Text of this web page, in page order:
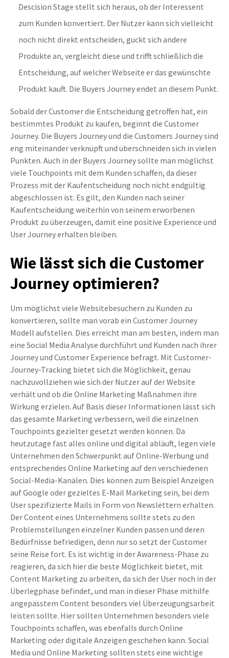
Descision Stage stellt sich heraus, ob der Interessent
zum Kunden konvertiert. Der Nutzer kann sich vielleicht
noch nicht direkt entscheiden, guckt sich andere
Produkte an, vergleicht diese und trifft schließlich die
Entscheidung, auf welcher Webseite er das gewünschte
Produkt kauft. Die Buyers Journey endet an diesem Punkt.
Sobald der Customer die Entscheidung getroffen hat, ein
bestimmtes Produkt zu kaufen, beginnt die Customer
Journey. Die Buyers Journey und die Customers Journey sind
eng miteinander verknüpft und überschneiden sich in vielen
Punkten. Auch in der Buyers Journey sollte man möglichst
viele Touchpoints mit dem Kunden schaffen, da dieser
Prozess mit der Kaufentscheidung noch nicht endgültig
abgeschlossen ist. Es gilt, den Kunden nach seiner
Kaufentscheidung weiterhin von seinem erworbenen
Produkt zu überzeugen, damit eine positive Experience und
User Journey erhalten bleiben.
Wie lässt sich die Customer
Journey optimieren?
Um möglichst viele Websitebesuchern zu Kunden zu
konvertieren, sollte man vorab ein Customer Journey
Modell aufstellen. Dies erreicht man am besten, indem man
eine Social Media Analyse durchführt und Kunden nach ihrer
Journey und Customer Experience befragt. Mit Customer-
Journey-Tracking bietet sich die Möglichkeit, genau
nachzuvollziehen wie sich der Nutzer auf der Website
verhält und ob die Online Marketing Maßnahmen ihre
Wirkung erzielen. Auf Basis dieser Informationen lässt sich
das gesamte Marketing verbessern, weil die einzelnen
Touchpoints gezielter gesetzt werden können. Da
heutzutage fast alles online und digital abläuft, legen viele
Unternehmen den Schwerpunkt auf Online-Werbung und
entsprechendes Online Marketing auf den verschiedenen
Social-Media-Kanälen. Dies können zum Beispiel Anzeigen
auf Google oder gezieltes E-Mail Marketing sein, bei dem
User spezifizierte Mails in Form von Newslettern erhalten.
Der Content eines Unternehmens sollte stets zu den
Problemstellungen einzelner Kunden passen und deren
Bedürfnisse befriedigen, denn nur so setzt der Customer
seine Reise fort. Es ist wichtig in der Awareness-Phase zu
reagieren, da sich hier die beste Möglichkeit bietet, mit
Content Marketing zu arbeiten, da sich der User noch in der
Überlegphase befindet, und man in dieser Phase mithilfe
angepasstem Content besonders viel Überzeugungsarbeit
leisten sollte. Hier sollten Unternehmen besonders viele
Touchpoints schaffen, was ebenfalls durch Online
Marketing oder digitale Anzeigen geschehen kann. Social
Media und Online Marketing sollten stets eine wichtige